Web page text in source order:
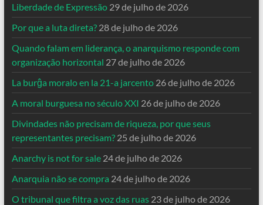
Liberdade de Expressão 29 de julho de 2026
Por que a luta direta? 28 de julho de 2026
Quando falam em liderança, o anarquismo responde com
organização horizontal 27 de julho de 2026
La burĝa moralo en la 21-a jarcento 26 de julho de 2026
A moral burguesa no século XXI 26 de julho de 2026
Divindades não precisam de riqueza, por que seus
representantes precisam? 25 de julho de 2026
Anarchy is not for sale 24 de julho de 2026
Anarquia não se compra 24 de julho de 2026
O tribunal que filtra a voz das ruas 23 de julho de 2026